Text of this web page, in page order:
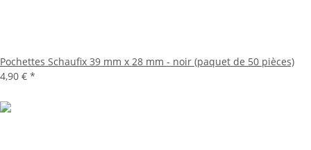
Pochettes Schaufix 39 mm x 28 mm - noir (paquet de 50 pièces)
4,90 € *